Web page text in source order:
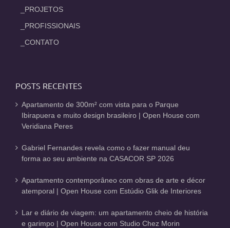
_PROJETOS
_PROFISSIONAIS
_CONTATO
POSTS RECENTES
Apartamento de 300m² com vista para o Parque
Ibirapuera e muito design brasileiro | Open House com
Veridiana Peres
Gabriel Fernandes revela como o fazer manual deu
forma ao seu ambiente na CASACOR SP 2026
Apartamento contemporâneo com obras de arte e décor
atemporal | Open House com Estúdio Glik de Interiores
Lar e diário de viagem: um apartamento cheio de história
e garimpo | Open House com Studio Chez Morin